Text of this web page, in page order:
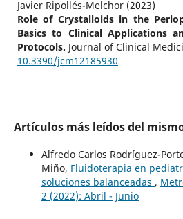
Javier Ripollés-Melchor (2023)
Role of Crystalloids in the
Basics to Clinical Applications
Protocols. Journal of Clinical
10.3390/jcm12185930
Artículos más leídos del
Alfredo Carlos Rodríguez-
Miño, Fluidoterapia en
soluciones balanceadas ,
2 (2022): Abril - Junio